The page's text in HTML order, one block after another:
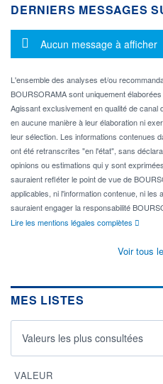
DERNIERS MESSAGES
Message d'information
Aucun message à afficher
L'ensemble des analyses et/ou
BOURSORAMA sont uniquement
Agissant exclusivement en qualité de canal
en aucune manière à leur élaboration ni
leur sélection. Les informations contenues
ont été retranscrites "en l'état", sans
opinions ou estimations qui y sont
sauraient refléter le point de vue de
applicables, ni l'information contenue, ni
sauraient engager la responsabilité
Lire les mentions légales complètes
Voir tous
MES LISTES
Valeurs les plus consultées
VALEUR